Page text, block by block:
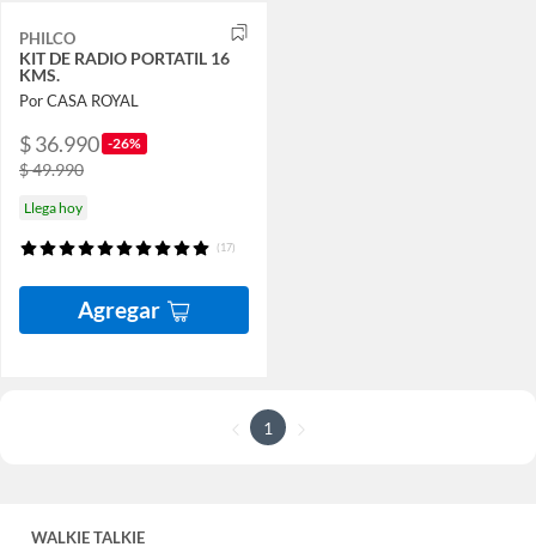
PHILCO
KIT DE RADIO PORTATIL 16
KMS.
Por CASA ROYAL
$ 36.990 -26%
$ 49.990
Llega hoy
(17)
Agregar
1
WALKIE TALKIE